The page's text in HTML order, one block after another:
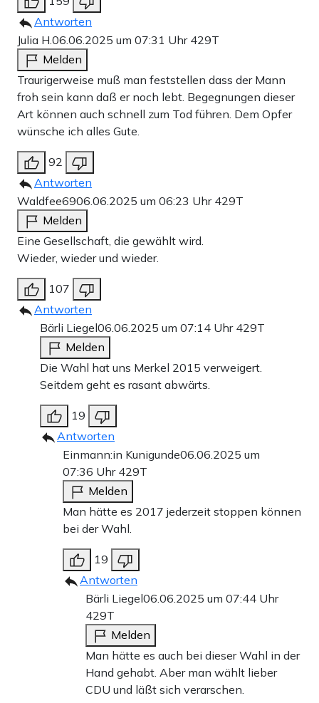
Antworten
Julia H.06.06.2025 um 07:31 Uhr 429T
Melden
Traurigerweise muß man feststellen dass der Mann
froh sein kann daß er noch lebt. Begegnungen dieser
Art können auch schnell zum Tod führen. Dem Opfer
wünsche ich alles Gute.
92
Antworten
Waldfee6906.06.2025 um 06:23 Uhr 429T
Melden
Eine Gesellschaft, die gewählt wird.
Wieder, wieder und wieder.
107
Antworten
Bärli Liegel06.06.2025 um 07:14 Uhr 429T
Melden
Die Wahl hat uns Merkel 2015 verweigert.
Seitdem geht es rasant abwärts.
19
Antworten
Einmann:in Kunigunde06.06.2025 um
07:36 Uhr 429T
Melden
Man hätte es 2017 jederzeit stoppen können
bei der Wahl.
19
Antworten
Bärli Liegel06.06.2025 um 07:44 Uhr
429T
Melden
Man hätte es auch bei dieser Wahl in der
Hand gehabt. Aber man wählt lieber
CDU und läßt sich verarschen.